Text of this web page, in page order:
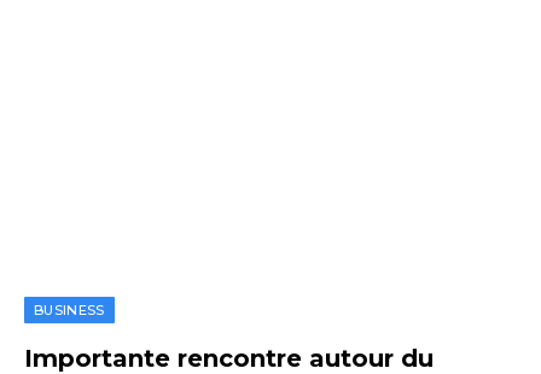
BUSINESS
Importante rencontre autour du